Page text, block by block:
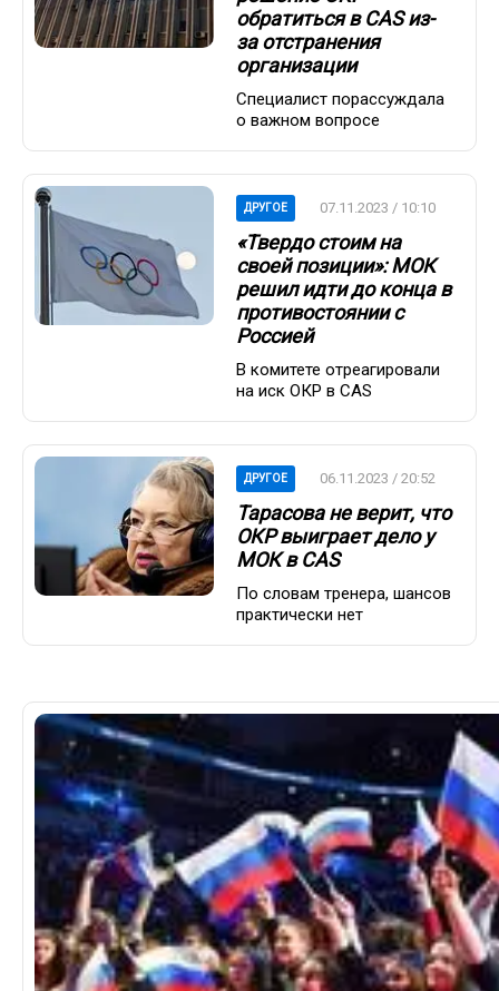
обратиться в CAS из-
за отстранения
организации
Специалист порассуждала
о важном вопросе
ДРУГОЕ 07.11.2023 / 10:10
«Твердо стоим на
своей позиции»: МОК
решил идти до конца в
противостоянии с
Россией
В комитете отреагировали
на иск ОКР в CAS
ДРУГОЕ 06.11.2023 / 20:52
Тарасова не верит, что
ОКР выиграет дело у
МОК в CAS
По словам тренера, шансов
практически нет